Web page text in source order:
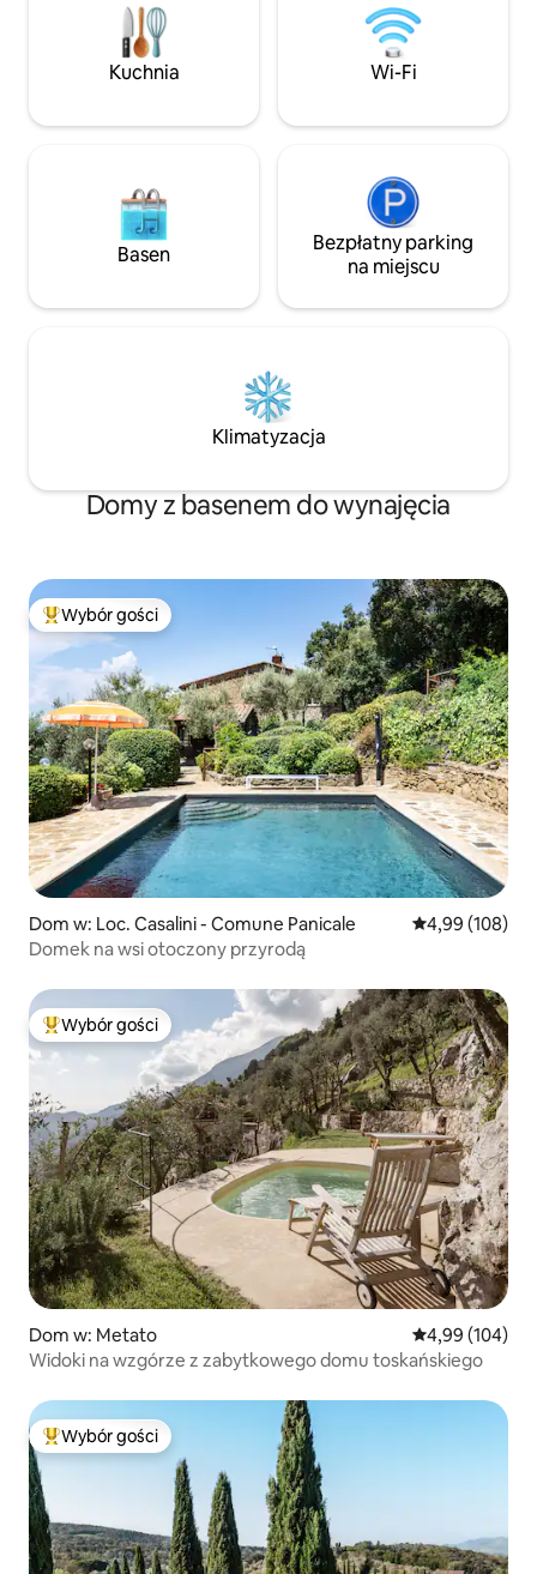
Idealne miejsce dla rodzin lub grup,
które obiecuje magiczne wieczory pod
gwiazdami, w tym relaks w jacuzzi
i kolacje na świeżym powietrzu. W tym
wypoczynek!
Kuchnia 🍷 i
Szybkie 📶 Wi-Fi, ❤️ Idealne miejsce na
rocznice,
miodowe i
dyspozycji i
Kuchnia Wi-Fi
Basen
Bezpłatny parking
na miejscu
Klimatyzacja
Domy z basenem do wynajęcia
Najpopularniejsze z kategorii Wybór gości
Wybór gości
Dom w: Loc. Casalini - Comune Panicale Średnia
4,99 (108)
Domek na wsi otoczony przyrodą
Najpopularniejsze z kategorii Wybór gości
Wybór gości
Dom w: Metato Średnia
4,99 (104)
Widoki na wzgórze z zabytkowego domu toskańskiego
Najpopularniejsze z kategorii Wybór gości
Wybór gości